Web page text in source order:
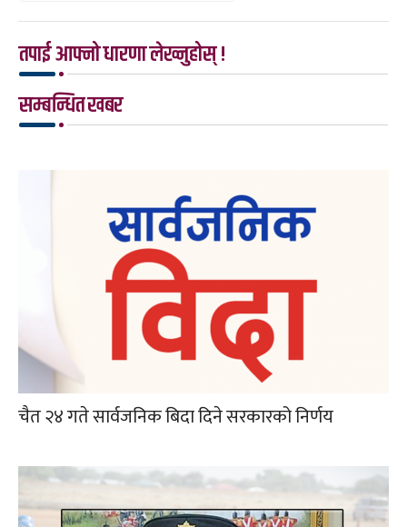
तपाई आफ्नो धारणा लेख्नुहोस् !
सम्बन्धित खबर
चैत २४ गते सार्वजनिक बिदा दिने सरकारको निर्णय